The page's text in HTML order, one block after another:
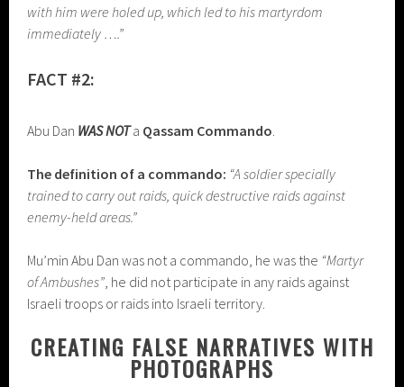
with him were holed up, which led to his martyrdom
immediately ….”
FACT #2:
Abu Dan WAS NOTa Qassam Commando
The definition of a commando: “A soldier specially
trained to carry out raids, quick destructive raids against
enemy-held areas.”
Mu’min Abu Dan was not a commando, he was the “Martyr
of Ambushes” , he did not participate in any raids against
Israeli troops or raids into Israeli territory.
CREATING FALSE NARRATIVES WITH
PHOTOGRAPHS